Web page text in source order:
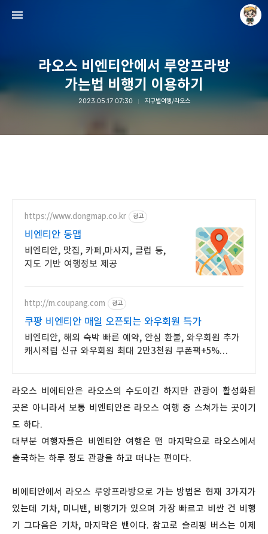
라오스 비엔티안에서 루앙프라방
가는법 비행기 이용하기
2023.05.17 07:30 지구별여행/라오스
https://www.dongmap.co.kr 광고
비엔티안 동맵
비엔티안, 맛집, 카페,마사지, 클럽 등,
지도 기반 여행정보 제공
http://m.coupang.com 광고
쿠팡 비엔티안 매일 오픈되는 와우회원 특가
비엔티안, 해외 숙박 빠른 예약, 안심 환불, 와우회원 추가
캐시적립 신규 와우회원 최대 2만3천원 쿠폰팩+5%
라오스 비에티안은 라오스의 수도이긴 하지만 관광이 활성화된
곳은 아니라서 보통 비엔티안은 라오스 여행 중 스쳐가는 곳이기
도 하다.
대부분 여행자들은 비엔티안 여행은 맨 마지막으로 라오스에서
출국하는 하루 정도 관광을 하고 떠나는 편이다.
비에티안에서 라오스 루앙프라방으로 가는 방법은 현재 3가지가
있는데 기차, 미니밴, 비행기가 있으며 가장 빠르고 비싼 건 비행
기 그다음은 기차, 마지막은 밴이다. 참고로 슬리핑 버스는 이제
Raycat : Photo and Story